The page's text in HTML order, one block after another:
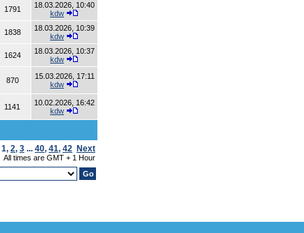
1791
18.03.2026, 10:40
kdw
1838
18.03.2026, 10:39
kdw
1624
18.03.2026, 10:37
kdw
870
15.03.2026, 17:11
kdw
1141
10.02.2026, 16:42
kdw
1, 2, 3 ... 40, 41, 42 Next
All times are GMT + 1 Hour